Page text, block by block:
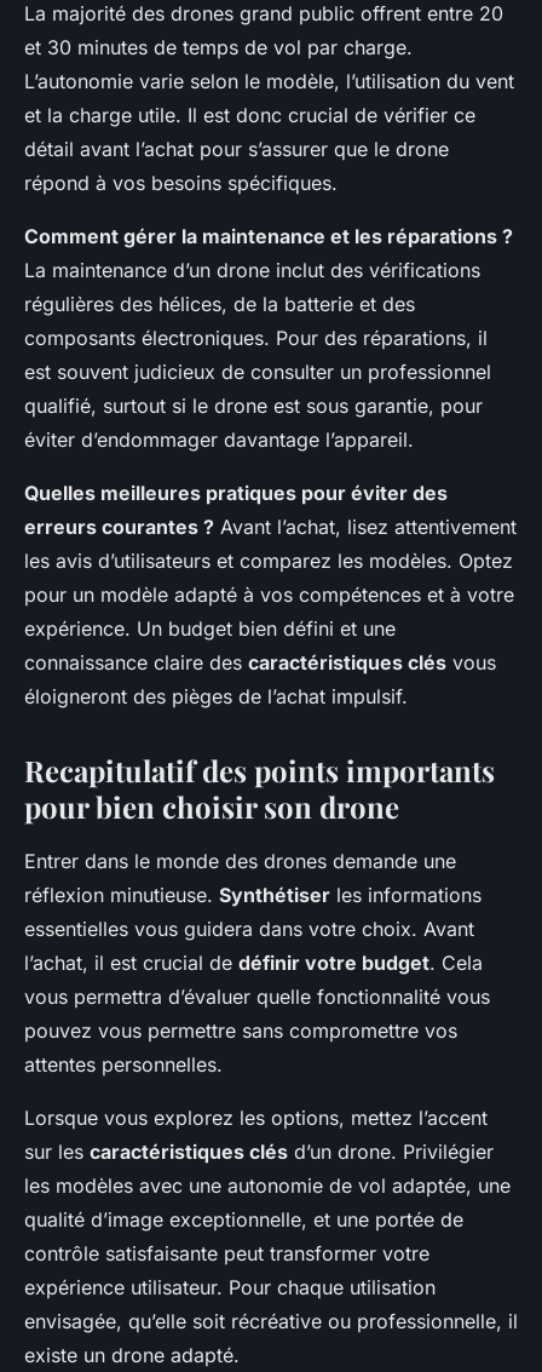
La majorité des drones grand public offrent entre 20
et 30 minutes de temps de vol par charge.
L’autonomie varie selon le modèle, l’utilisation du vent
et la charge utile. Il est donc crucial de vérifier ce
détail avant l’achat pour s’assurer que le drone
répond à vos besoins spécifiques.
Comment gérer la maintenance et les réparations ?
La maintenance d’un drone inclut des vérifications
régulières des hélices, de la batterie et des
composants électroniques. Pour des réparations, il
est souvent judicieux de consulter un professionnel
qualifié, surtout si le drone est sous garantie, pour
éviter d’endommager davantage l’appareil.
Quelles meilleures pratiques pour éviter des
erreurs courantes ? Avant l’achat, lisez attentivement
les avis d’utilisateurs et comparez les modèles. Optez
pour un modèle adapté à vos compétences et à votre
expérience. Un budget bien défini et une
connaissance claire des caractéristiques clés vous
éloigneront des pièges de l’achat impulsif.
Recapitulatif des points importants
pour bien choisir son drone
Entrer dans le monde des drones demande une
réflexion minutieuse. Synthétiser les informations
essentielles vous guidera dans votre choix. Avant
l’achat, il est crucial de définir votre budget. Cela
vous permettra d’évaluer quelle fonctionnalité vous
pouvez vous permettre sans compromettre vos
attentes personnelles.
Lorsque vous explorez les options, mettez l’accent
sur les caractéristiques clés d’un drone. Privilégier
les modèles avec une autonomie de vol adaptée, une
qualité d’image exceptionnelle, et une portée de
contrôle satisfaisante peut transformer votre
expérience utilisateur. Pour chaque utilisation
envisagée, qu’elle soit récréative ou professionnelle, il
existe un drone adapté.